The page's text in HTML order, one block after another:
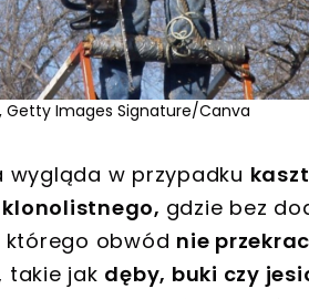
Images Signature/Canva
wygląda w przypadku
gdzie bez
którego obwód nie
takie jak dęby, buki czy